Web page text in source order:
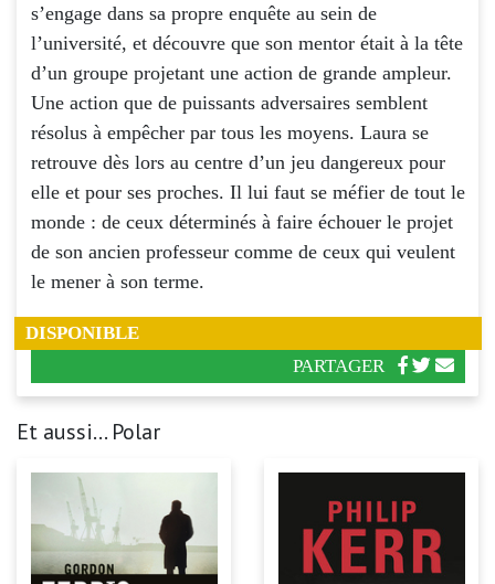
s’engage dans sa propre enquête au sein de
l’université, et découvre que son mentor était à la tête
d’un groupe projetant une action de grande ampleur.
Une action que de puissants adversaires semblent
résolus à empêcher par tous les moyens. Laura se
retrouve dès lors au centre d’un jeu dangereux pour
elle et pour ses proches. Il lui faut se méfier de tout le
monde : de ceux déterminés à faire échouer le projet
de son ancien professeur comme de ceux qui veulent
le mener à son terme.
DISPONIBLE
PARTAGER
Et aussi... Polar